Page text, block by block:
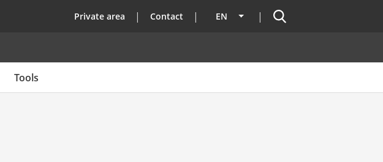
top
Private area Contact EN List additional actions
Search
Tools